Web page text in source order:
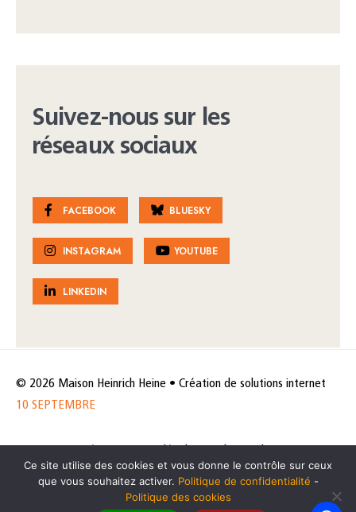
Suivez-nous sur les
réseaux sociaux
FACEBOOK BLUESKY
INSTAGRAM YOUTUBE
LINKEDIN
© 2026 Maison Heinrich Heine • Création de solutions internet
10 SEPTEMBRE
de données
Politique des cookies
Ce site utilise des cookies et vous donne le contrôle sur ceux
que vous souhaitez activer. Politique de confidentialité -
Politique des cookies